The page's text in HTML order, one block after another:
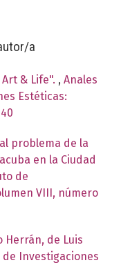
a
& Life". , Anales
Estéticas:
problema de la
en la Ciudad
de
VIII, número
Herrán, de Luis
Investigaciones